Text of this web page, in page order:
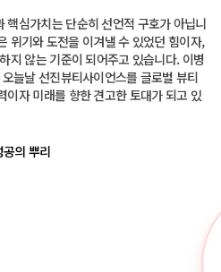
핵심가치는 단순히 선언적 구호가 아닙니
위기와 도전을 이겨낼 수 있었던 힘이자,
지 않는 기준이 되어주고 있습니다. 이병
늘날 선진뷰티사이언스를 글로벌 뷰티
이자 미래를 향한 견고한 토대가 되고 있
의 뿌리